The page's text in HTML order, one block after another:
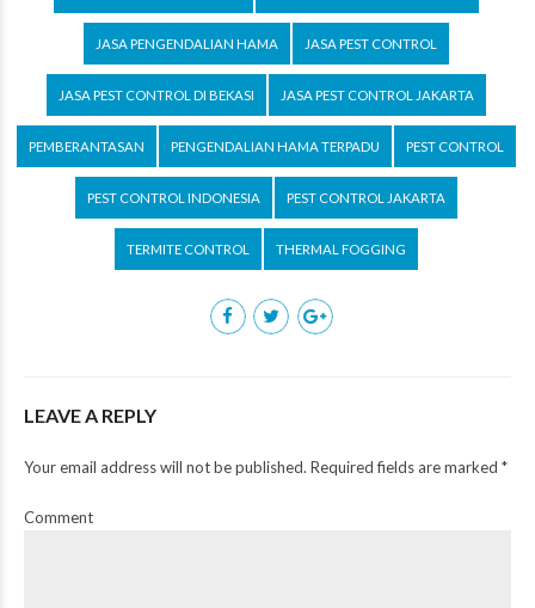
JASA PENGENDALIAN HAMA JASA PEST CONTROL
JASA PEST CONTROL DI BEKASI JASA PEST CONTROL JAKARTA
PEMBERANTASAN PENGENDALIAN HAMA TERPADU PEST CONTROL
PEST CONTROL INDONESIA PEST CONTROL JAKARTA
TERMITE CONTROL THERMAL FOGGING
LEAVE A REPLY
Your email address will not be published. Required fields are marked *
Comment